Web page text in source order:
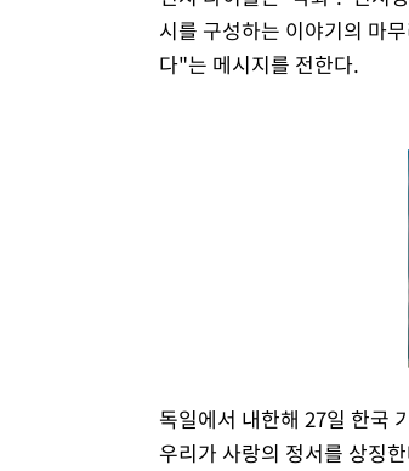
시를 구성하는 이야기의 마
다"는 메시지를 전한다.
독일에서 내한해 27일 한국
우리가 사랑의 정서를 상징